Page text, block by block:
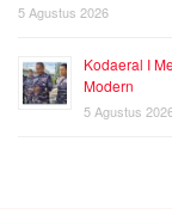
5 Agustus 2026
Kodaeral I
Modern
5 Agustus